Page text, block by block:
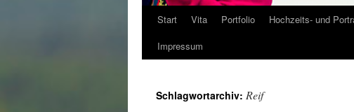
Start Vita Portfolio Hochzeits- und
Impressum
Schlagwortarchiv: Reif